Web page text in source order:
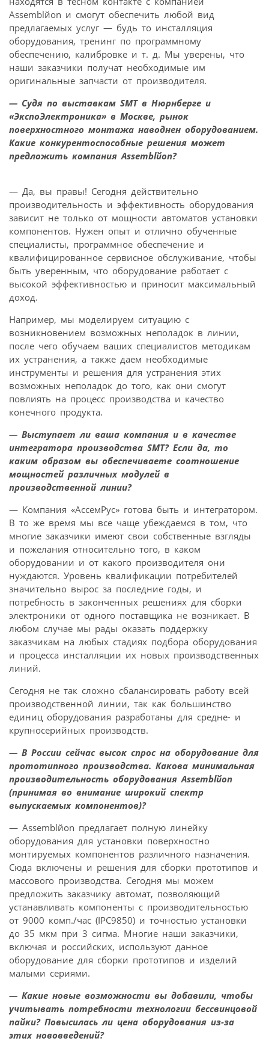
Assemblйon и смогут обеспечить любой вид
предлагаемых услуг — будь то инсталляция
оборудования, тренинг по программному
обеспечению, калибровке и т. д. Мы уверены, что
наши заказчики получат необходимые им
оригинальные запчасти от производителя.
— Судя по выставкам SMT в Нюрнберге и
«ЭкспоЭлектроника» в Москве, рынок
поверхностного монтажа наводнен оборудованием.
Какие конкурентоспособные решения может
предложить компания Assemblйon?
— Да, вы правы! Сегодня действительно
производительность и эффективность оборудования
зависит не только от мощности автоматов установки
компонентов. Нужен опыт и отлично обученные
специалисты, программное обеспечение и
квалифицированное сервисное обслуживание, чтобы
быть уверенным, что оборудование работает с
высокой эффективностью и приносит максимальный
доход.
Например, мы моделируем ситуацию с
возникновением возможных неполадок в линии,
после чего обучаем ваших специалистов методикам
их устранения, а также даем необходимые
инструменты и решения для устранения этих
возможных неполадок до того, как они смогут
повлиять на процесс производства и качество
конечного продукта.
— Выступает ли ваша компания и в качестве
интегратора производства SMT? Если да, то
каким образом вы обеспечиваете соотношение
мощностей различных модулей в
производственной линии?
— Компания «АссемРус» готова быть и интегратором.
В то же время мы все чаще убеждаемся в том, что
многие заказчики имеют свои собственные взгляды
и пожелания относительно того, в каком
оборудовании и от какого производителя они
нуждаются. Уровень квалификации потребителей
значительно вырос за последние годы, и
потребность в законченных решениях для сборки
электроники от одного поставщика не возникает. В
любом случае мы рады оказать поддержку
заказчикам на любых стадиях подбора оборудования
и процесса инсталляции их новых производственных
линий.
Сегодня не так сложно сбалансировать работу всей
производственной линии, так как большинство
единиц оборудования разработаны для средне- и
крупносерийных производств.
— В России сейчас высок спрос на оборудование для
прототипного производства. Какова минимальная
производительность оборудования Assemblйon
(принимая во внимание широкий спектр
выпускаемых компонентов)?
— Assemblйon предлагает полную линейку
оборудования для установки поверхностно
монтируемых компонентов различного назначения.
Сюда включены и решения для сборки прототипов и
массового производства. Сегодня мы можем
предложить заказчику автомат, позволяющий
устанавливать компоненты с производительностью
от 9000 комп./час (IPC9850) и точностью установки
до 35 мкм при 3 сигма. Многие наши заказчики,
включая и российских, используют данное
оборудование для сборки прототипов и изделий
малыми сериями.
— Какие новые возможности вы добавили, чтобы
учитывать потребности технологии бессвинцовой
пайки? Повысилась ли цена оборудования из-за
этих нововведений?